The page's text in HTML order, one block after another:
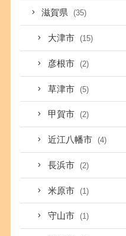
滋賀県 (35)
大津市 (15)
彦根市 (2)
草津市 (5)
甲賀市 (2)
近江八幡市 (4)
長浜市 (2)
米原市 (1)
守山市 (1)